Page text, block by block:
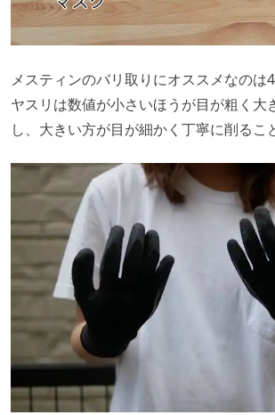
メスティンのバリ取りにオススメなのは
ヤスリは数値が小さいほうが目が粗く大
し、大きい方が目が細かく丁寧に削るこ